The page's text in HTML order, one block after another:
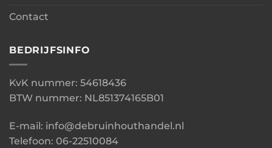
Contact
BEDRIJFSINFO
KvK nummer: 54618436
BTW nummer: NL851374165B01
E-mail: info@debruinhouthandel.nl
Telefoon: 06-22510084